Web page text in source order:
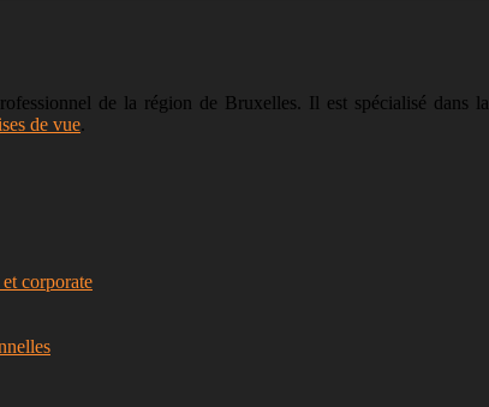
de la région de Bruxelles. Il est spécialisé dans la
de vue.
corporate